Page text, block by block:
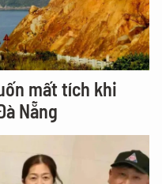
mất tích khi
Nẵng